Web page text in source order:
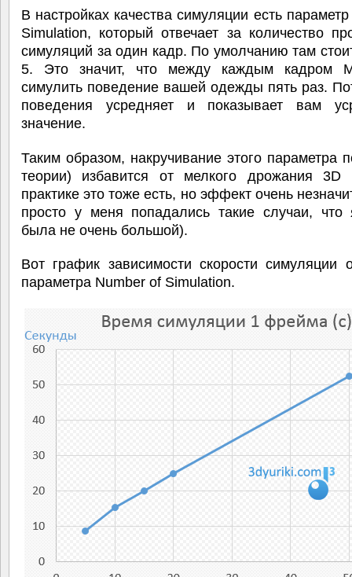
В настройках качества симуляции есть
Simulation, который отвечает за количество
симуляций за один кадр. По умолчанию там
5. Это значит, что между каждым кадром
симулить поведение вашей одежды пять раз.
поведения усредняет и показывает вам
значение.
Таким образом, накручивание этого параметра
теории) избавится от мелкого дрожания 3D
практике это тоже есть, но эффект очень
просто у меня попадались такие случаи, что
была не очень большой).
Вот график зависимости скорости симуляции
параметра Number of Simulation.